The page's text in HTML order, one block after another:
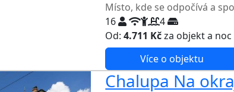
Místo, kde se odpočívá a
16
4
Od:4.711 Kčza objekt a noc
Více o objektu
Chalupa Na